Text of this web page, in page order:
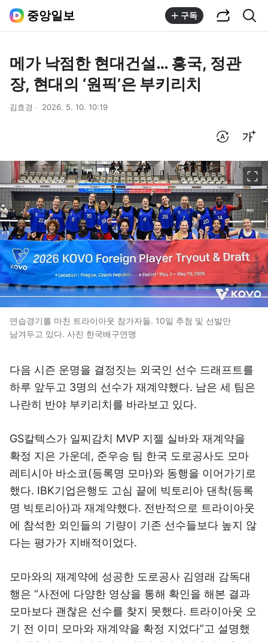
중앙일보 구독
메가 낙점한 현대건설… 흥국, 정관
장, 현대의 ‘원픽’은 부키리치
김효경 2026. 5. 10. 10:19
연습경기를 마친 트라이아웃 참가자들. 10일 추첨 및 선발만
남겨두고 있다. 사진 한국배구연맹
다음 시즌 운명을 결정짓는 외국인 선수 드래프트를
하루 앞두고 3명의 선수가 재계약했다. 남은 세 팀은
나란히 반야 부키리치를 바라보고 있다.
GS칼텍스가 일찌감치 MVP 지젤 실바와 재계약을
확정 지은 가운데, 준우승 팀 한국 도로공사도 모마
레티시아 바소코(등록명 모마)와 동행을 이어가기로
했다. IBK기업은행도 고심 끝에 빅토리아 댄착(등록
명 빅토리아)과 재계약했다. 전반적으로 트라이아웃
에 참석한 외인들의 기량이 기존 선수들보다 높지 않
다는 평가가 지배적이었다.
모마와의 재계약에 성공한 도로공사 김영래 감독대
행은 “사전에 다양한 영상을 통해 확인을 해본 결과
모마보다 괜찮은 선수를 찾지 못했다. 트라이아웃 오
기 전 이미 모마와 재계약을 확정 지었다”고 설명했